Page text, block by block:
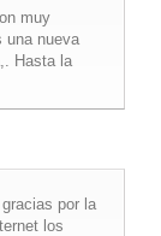
muy
una nueva
Hasta la
por la
los